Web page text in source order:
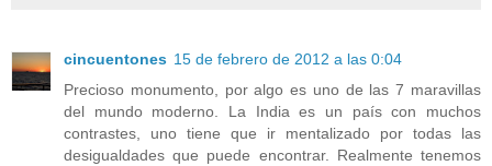
cincuentones 15 de febrero de 2012 a las 0:04
Precioso monumento, por algo es uno de las 7 maravillas
del mundo moderno. La India es un país con muchos
contrastes, uno tiene que ir mentalizado por todas las
desigualdades que puede encontrar. Realmente tenemos